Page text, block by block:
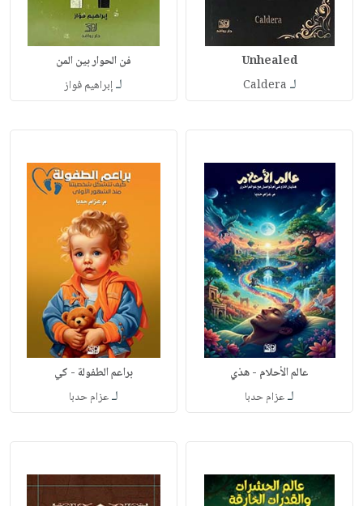
Unhealed
لـ Caldera
فن الحوار بين المن
لـإبراهيم فواز
عالم الأحلام - هذي
لـعزام حدبا
براعم الطفولة - كي
لـعزام حدبا